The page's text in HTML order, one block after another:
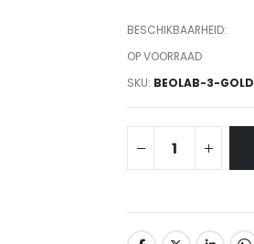
BESCHIKBAARHEID:
OP VOORRAAD
SKU BEOLAB-3-GOLD